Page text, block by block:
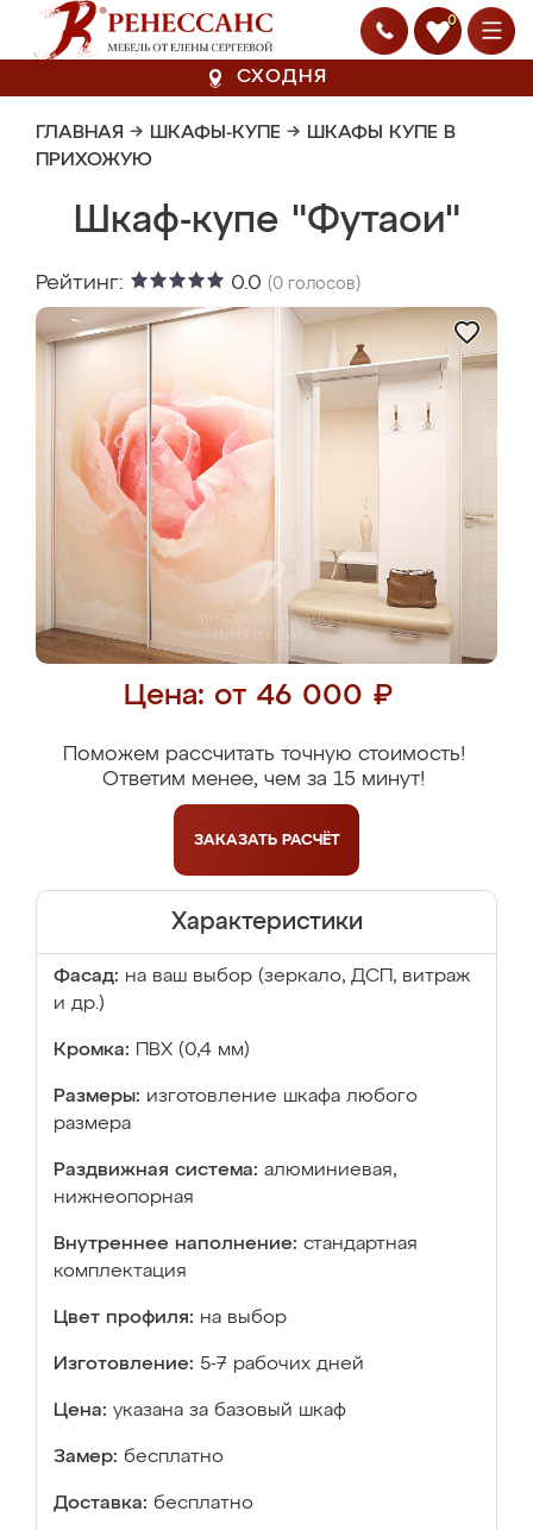
0
СХОДНЯ
ГЛАВНАЯ → ШКАФЫ-КУПЕ → ШКАФЫ КУПЕ В
ПРИХОЖУЮ
Шкаф-купе "Футаои"
Рейтинг: 0.0 (0 голосов)
Цена: от 46 000 ₽
Поможем рассчитать точную стоимость!
Ответим менее, чем за 15 минут!
ЗАКАЗАТЬ РАСЧЁТ
Характеристики
Фасад: на ваш выбор (зеркало, ДСП, витраж
и др.)
Кромка: ПВХ (0,4 мм)
Размеры: изготовление шкафа любого
размера
Раздвижная система: алюминиевая,
нижнеопорная
Внутреннее наполнение: стандартная
комплектация
Цвет профиля: на выбор
Изготовление: 5-7 рабочих дней
Цена: указана за базовый шкаф
Замер: бесплатно
Доставка: бесплатно